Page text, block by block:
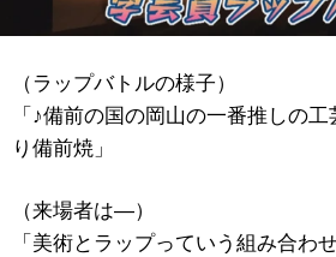
（ラップバトルの様子）
「♪備前の国の岡山の一番推しの
り備前焼」
（来場者は―）
「美術とラップっていう組み合わ